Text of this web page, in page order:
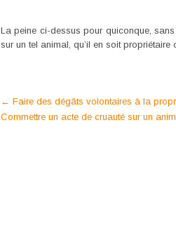
La peine ci-dessus pour quiconque,
sur un tel animal, qu’il en soit propriétaire
Post
navigation
← Faire des dégâts volontaires à la
Commettre un acte de cruauté sur un